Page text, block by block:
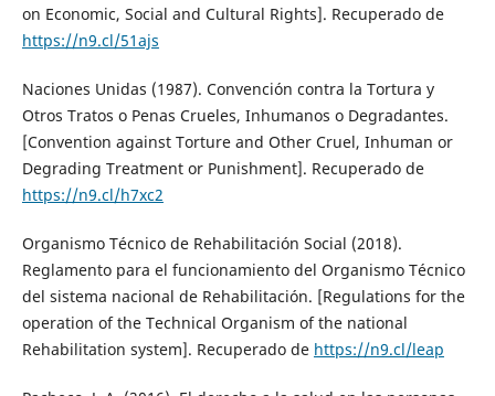
on Economic, Social and Cultural Rights]. Recuperado de
https://n9.cl/51ajs
Naciones Unidas (1987). Convención contra la Tortura y
Otros Tratos o Penas Crueles, Inhumanos o Degradantes.
[Convention against Torture and Other Cruel, Inhuman or
Degrading Treatment or Punishment]. Recuperado de
https://n9.cl/h7xc2
Organismo Técnico de Rehabilitación Social (2018).
Reglamento para el funcionamiento del Organismo Técnico
del sistema nacional de Rehabilitación. [Regulations for the
operation of the Technical Organism of the national
Rehabilitation system]. Recuperado de https://n9.cl/leap